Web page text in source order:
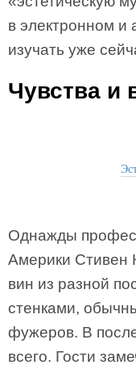
в электронном
изучать уже
Чувства и
Однажды
Америки Стивен
вин из разной
стенками,
фужеров. В
всего. Гости